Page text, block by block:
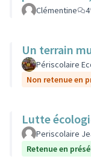
Clémentine 4
Un terrain
Périscolaire
Non retenue en
Lutte
Periscolaire
Retenue en